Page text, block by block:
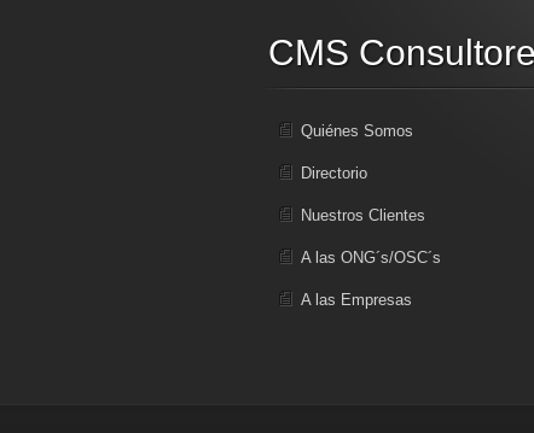
CMS
Quiénes Somos
Directorio
Nuestros Clientes
A las ONG´s/OSC´s
A las Empresas